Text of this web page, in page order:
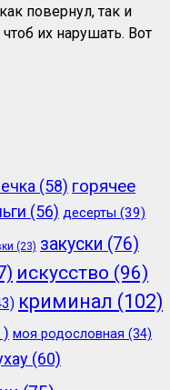
повернул, так и
их нарушать. Вот
(58) горячее
(56) десерты (39)
(23) закуски (76)
искусство (96)
криминал (102)
моя родословная (34)
(60)